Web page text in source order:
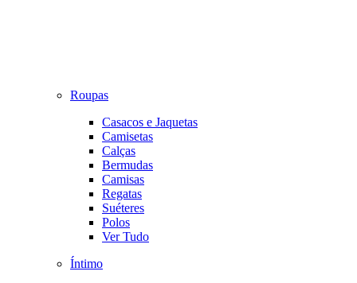
Roupas
Casacos e Jaquetas
Camisetas
Calças
Bermudas
Camisas
Regatas
Suéteres
Polos
Ver Tudo
Íntimo